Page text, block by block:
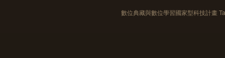
數位典藏與數位學習國家型科技計畫